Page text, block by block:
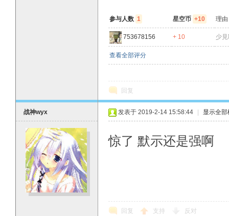
参与人数 1 星空币 +10 理由
753678156 + 10 少
查看全部评分
回复
战神wyx 发表于 2019-2-14 15:58:44 显示全部
惊了 默示还是强啊
回复 支持 反对